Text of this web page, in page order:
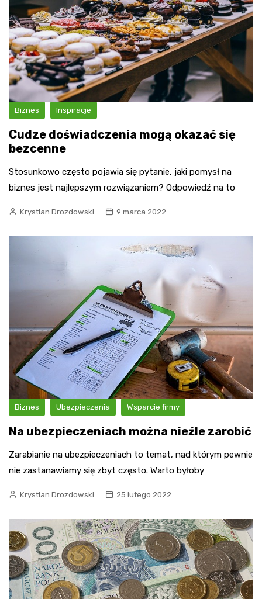
Biznes Inspiracje
Cudze doświadczenia mogą okazać się
bezcenne
Stosunkowo często pojawia się pytanie, jaki pomysł na
biznes jest najlepszym rozwiązaniem? Odpowiedź na to
Krystian Drozdowski 9 marca 2022
Biznes Ubezpieczenia Wsparcie firmy
Na ubezpieczeniach można nieźle zarobić
Zarabianie na ubezpieczeniach to temat, nad którym pewnie
nie zastanawiamy się zbyt często. Warto byłoby
Krystian Drozdowski 25 lutego 2022